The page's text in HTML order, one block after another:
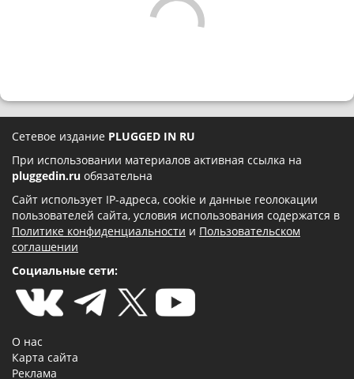
Сетевое издание PLUGGED IN RU
При использовании материалов активная ссылка на
pluggedin.ru обязательна
Сайт использует IP-адреса, cookie и данные геолокации
пользователей сайта, условия использования содержатся в
Политике конфиденциальности и Пользовательском
соглашении
Социальные сети:
О нас
Карта сайта
Реклама